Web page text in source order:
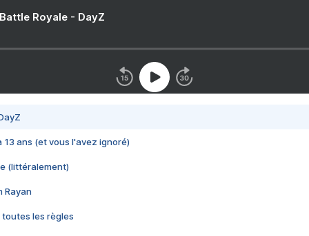
Royale - DayZ
13 ans (et vous l'avez ignoré)
(littéralement)
Rayan
toutes les règles